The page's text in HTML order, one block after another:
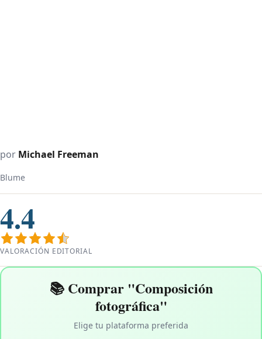
por Michael Freeman
Blume
4.4
VALORACIÓN EDITORIAL
📚 Comprar "Composición
fotográfica"
Elige tu plataforma preferida